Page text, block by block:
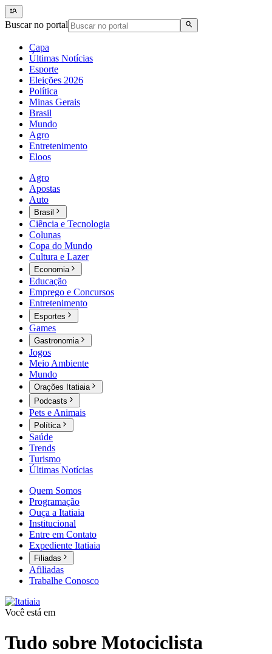
Buscar no portal
Capa
Últimas Notícias
Esporte
Eleições 2026
Política
Minas Gerais
Brasil
Mundo
Agro
Entretenimento
Eloos
Agro
Apostas
Auto
Brasil
Ciência e Tecnologia
Colunas
Copa do Mundo
Cultura e Lazer
Economia
Educação
Emprego e Concursos
Entretenimento
Esportes
Games
Gastronomia
Jogos
Meio Ambiente
Mundo
Orações Itatiaia
Podcasts
Pets e Animais
Política
Saúde
Trends
Turismo
Últimas Notícias
Quem Somos
Programação
Ouça a Itatiaia
Institucional
Entre em Contato
Expediente Itatiaia
Filiadas
Afiliadas
Trabalhe Conosco
Você está em
Tudo sobre Motociclista